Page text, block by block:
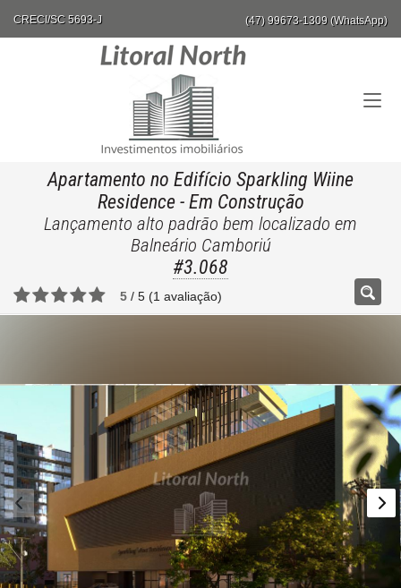
CRECI/SC 5693-J (47) 99673-1309 (WhatsApp)
Apartamento no Edifício Sparkling Wiine
Residence- Em Construção
Lançamento alto padrão bem localizado em
Balneário Camboriú
#3.068
5 / 5 (1 avaliação)